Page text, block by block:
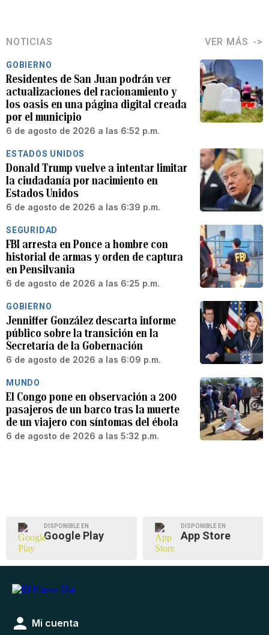
NOTICIAS VER MÁS
GOBIERNO
Residentes de San Juan podrán ver
actualizaciones del racionamiento y
los oasis en una página digital creada
por el municipio
6 de agosto de 2026 a las 6:52 p.m.
ESTADOS UNIDOS
Donald Trump vuelve a intentar limitar
la ciudadanía por nacimiento en
Estados Unidos
6 de agosto de 2026 a las 6:39 p.m.
SEGURIDAD
FBI arresta en Ponce a hombre con
historial de armas y orden de captura
en Pensilvania
6 de agosto de 2026 a las 6:25 p.m.
GOBIERNO
Jenniffer González descarta informe
público sobre la transición en la
Secretaría de la Gobernación
6 de agosto de 2026 a las 6:09 p.m.
MUNDO
El Congo pone en observación a 200
pasajeros de un barco tras la muerte
de un viajero con síntomas del ébola
6 de agosto de 2026 a las 5:32 p.m.
DISPONIBLE EN
Google Play
DISPONIBLE EN
App Store
Mi cuenta